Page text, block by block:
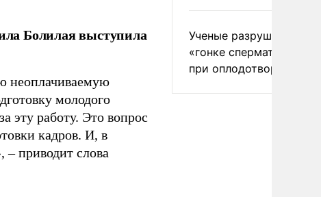
Болилая выступила
неоплачиваемую
молодого
эту работу. Это вопрос
кадров. И, в
– приводит слова
Ученые разрушили миф
«гонке
при оплодотворении